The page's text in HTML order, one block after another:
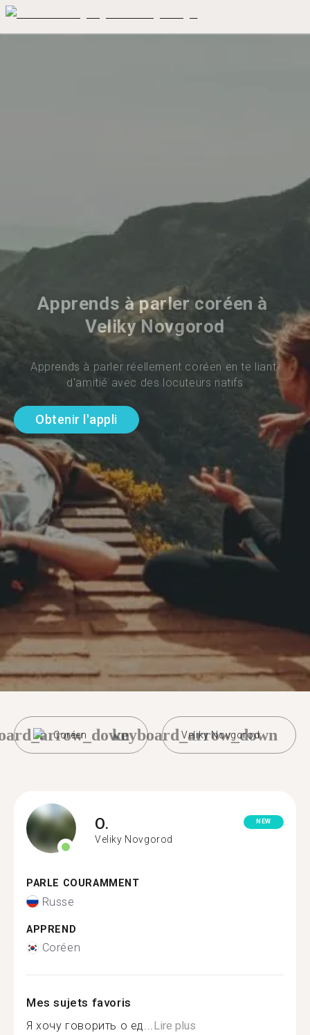
Apprends à parler coréen à
Veliky Novgorod
Apprends à parler réellement coréen en te liant
d'amitié avec des locuteurs natifs
Obtenir l'appli
Coréen Veliky Novgorod
keyboard_arrow_down
O.
Veliky Novgorod
NEW
PARLE COURAMMENT
Russe
APPREND
Coréen
Mes sujets favoris
Я хочу говорить о ед...Lire plus